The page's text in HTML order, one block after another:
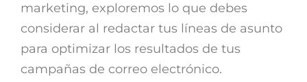
marketing, exploremos lo que debes
considerar al redactar tus líneas de asunto
para optimizar los resultados de tus
campañas de correo electrónico.